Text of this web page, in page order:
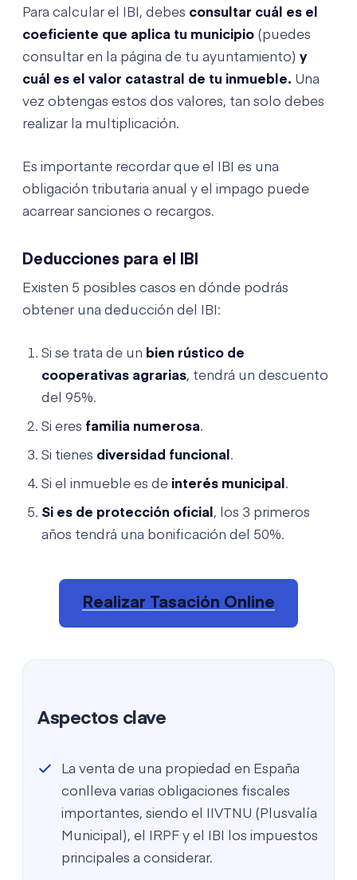
Para calcular el IBI, debes consultar cuál es el
coeficiente que aplica tu municipio (puedes
consultar en la página de tu ayuntamiento) y
cuál es el valor catastral de tu inmueble. Una
vez obtengas estos dos valores, tan solo debes
realizar la multiplicación.
Es importante recordar que el IBI es una
obligación tributaria anual y el impago puede
acarrear sanciones o recargos.
Deducciones para el IBI
Existen 5 posibles casos en dónde podrás
obtener una deducción del IBI:
Si se trata de un bien rústico de
cooperativas agrarias, tendrá un descuento
del 95%.
Si eres familia numerosa.
Si tienes diversidad funcional .
Si el inmueble es de interés municipal .
Si es de protección oficial , los 3 primeros
años tendrá una bonificación del 50%.
Realizar Tasación Online
Aspectos clave
La venta de una propiedad en España
conlleva varias obligaciones fiscales
importantes, siendo el IIVTNU (Plusvalía
Municipal), el IRPF y el IBI los impuestos
principales a considerar.